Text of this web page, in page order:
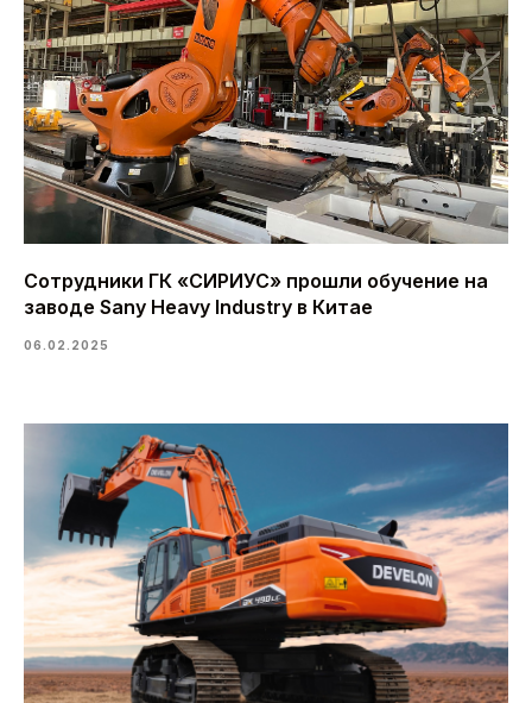
Сотрудники ГК «СИРИУС» прошли обучение на
заводе Sany Heavy Industry в Китае
06.02.2025